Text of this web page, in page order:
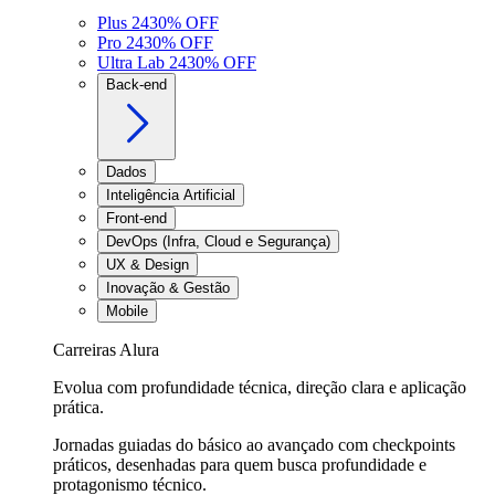
Plus 2430% OFF
Pro 2430% OFF
Ultra Lab 2430% OFF
Back-end
Dados
Inteligência Artificial
Front-end
DevOps (Infra, Cloud e Segurança)
UX & Design
Inovação & Gestão
Mobile
Carreiras Alura
Evolua com profundidade técnica, direção clara e aplicação
prática.
Jornadas guiadas do básico ao avançado com checkpoints
práticos, desenhadas para quem busca profundidade e
protagonismo técnico.